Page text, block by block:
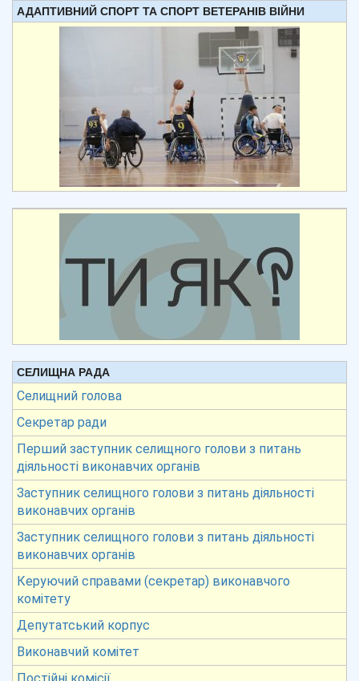
АДАПТИВНИЙ СПОРТ ТА СПОРТ ВЕТЕРАНІВ ВІЙНИ
СЕЛИЩНА РАДА
Селищний голова
Секретар ради
Перший заступник селищного голови з питань
діяльності виконавчих органів
Заступник селищного голови з питань діяльності
виконавчих органів
Заступник селищного голови з питань діяльності
виконавчих органів
Керуючий справами (секретар) виконавчого
комітету
Депутатський корпус
Виконавчий комітет